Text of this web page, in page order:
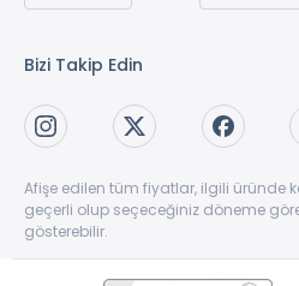
Bizi Takip Edin
Afişe edilen tüm fiyatlar, ilgili üründe
geçerli olup seçeceğiniz döneme
gösterebilir.